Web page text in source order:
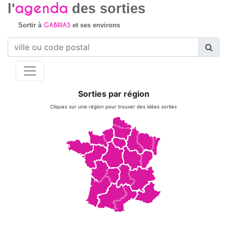
l'agenda des sorties
Sortir à GABRIASet ses environs
Sorties par région
Cliquez sur une région pour trouver des idées sorties